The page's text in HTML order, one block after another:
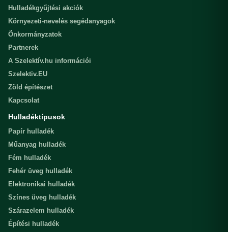
Hulladékgyűjtési akciók
Környezeti-nevelés segédanyagok
Önkormányzatok
Partnerek
A Szelektív.hu információi
Szelektiv.EU
Zöld építészet
Kapcsolat
Hulladéktípusok
Papír hulladék
Műanyag hulladék
Fém hulladék
Fehér üveg hulladék
Elektronikai hulladék
Színes üveg hulladék
Szárazelem hulladék
Építési hulladék